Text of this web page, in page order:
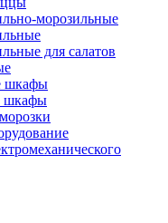
морозильные
для салатов
шкафы
шкафы